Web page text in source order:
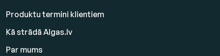
Produktu termini klientiem
Kā strādā Algas.lv
Par mums